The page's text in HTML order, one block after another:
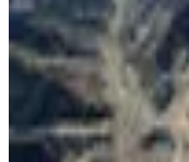
562 m²